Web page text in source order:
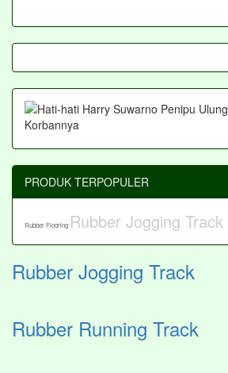
PRODUK TERPOPULER
Rubber Flooring Rubber Jogging Track
Rubber Jogging Track
Rubber Running Track